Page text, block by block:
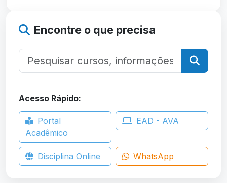
Encontre o que precisa
Acesso Rápido:
Portal
Acadêmico
EAD - AVA
Disciplina Online WhatsApp